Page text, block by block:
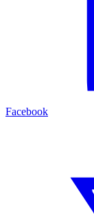
Facebook